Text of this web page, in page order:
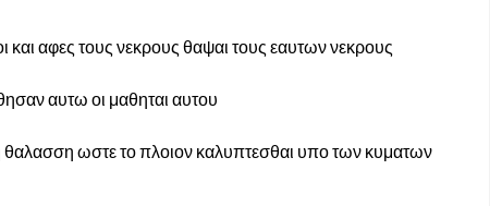
και αφες τους νεκρους θαψαι τους εαυτων νεκρους
αυτω οι μαθηται αυτου
θαλασση ωστε το πλοιον καλυπτεσθαι υπο των κυματων